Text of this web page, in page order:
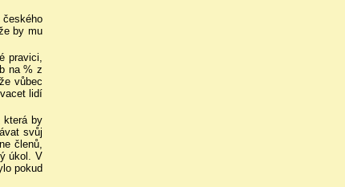
by mu
pravici,
na % z
vůbec
lidí
která by
svůj
členů,
úkol. V
pokud